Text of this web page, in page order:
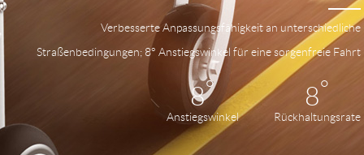
Verbesserte Anpassungsfähigkeit an unterschiedliche
Straßenbedingungen; 8° Anstiegswinkel für eine sorgenfreie Fahrt
8°
Anstiegswinkel
8°
Rückhaltungsrate